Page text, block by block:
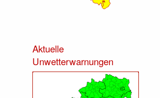
Aktuelle
Unwetterwarnungen